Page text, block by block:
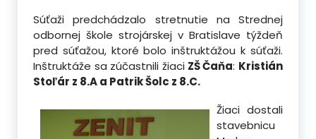
Súťaži predchádzalo stretnutie na Strednej
odbornej škole strojárskej v Bratislave týždeň
pred súťažou, ktoré bolo inštruktážou k súťaži.
Inštruktáže sa zúčastnili žiaci ZŠ Čaňa: Kristián
Stoľár z 8.A a Patrik Šolc z 8.C.
Žiaci dostali
stavebnicu